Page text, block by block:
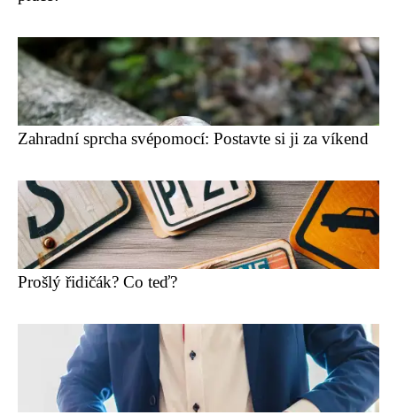
Zahradní sprcha svépomocí: Postavte si ji za víkend
Prošlý řidičák? Co teď?